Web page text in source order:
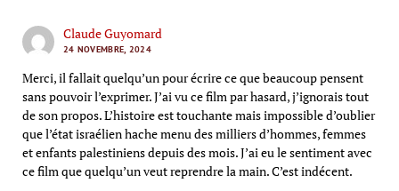
Claude Guyomard
24 NOVEMBRE, 2024
Merci, il fallait quelqu’un pour écrire ce que beaucoup pensent
sans pouvoir l’exprimer. J’ai vu ce film par hasard, j’ignorais tout
de son propos. L’histoire est touchante mais impossible d’oublier
que l’état israélien hache menu des milliers d’hommes, femmes
et enfants palestiniens depuis des mois. J’ai eu le sentiment avec
ce film que quelqu’un veut reprendre la main. C’est indécent.